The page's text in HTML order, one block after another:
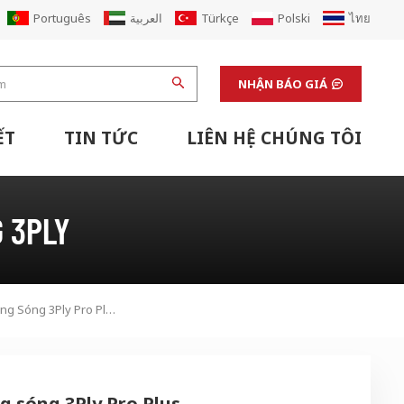
Português العربية Türkçe Polski ไทย
NHẬN BÁO GIÁ
TIN TỨC LIÊN HỆ CHÚNG TÔI
3PLY
Dây Chuyền Sản Xuất Các Tông Sóng 3Ply Pro Plus